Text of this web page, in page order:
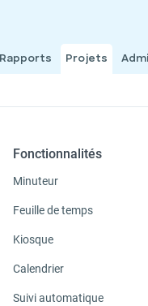
Rapports Projets
Fonctionnalités
Minuteur
Feuille de temps
Kiosque
Calendrier
Suivi automatique